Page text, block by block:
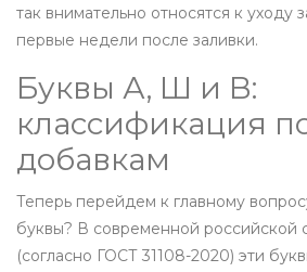
так внимательно относятся к уходу
первые недели после заливки.
Буквы А, Ш и В:
классификация
добавкам
Теперь перейдем к главному
буквы? В современной российской
(согласно ГОСТ 31108-2020) эти